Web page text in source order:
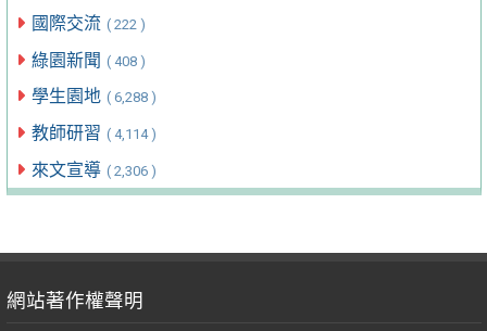
國際交流 ( 222 )
綠園新聞 ( 408 )
學生園地 ( 6,288 )
教師研習 ( 4,114 )
來文宣導 ( 2,306 )
網站著作權聲明